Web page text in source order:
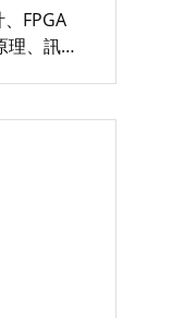
FPGA
理、訊號